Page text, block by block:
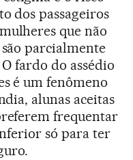
dos passageiros
que não
são parcialmente
fardo do assédio
é um fenômeno
alunas aceitas
frequentar
só para ter